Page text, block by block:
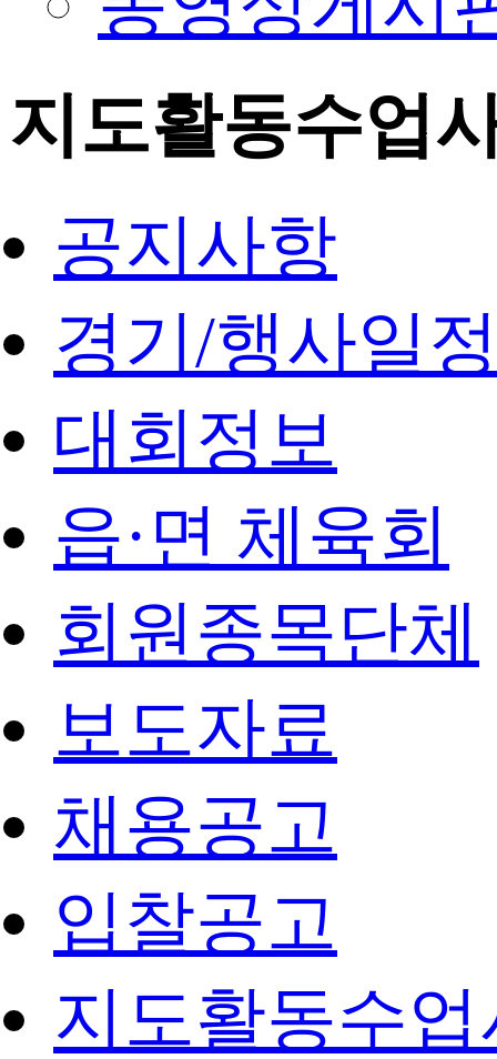
지도활동수업
공지사항
경기/행사일
대회정보
읍·면 체육회
회원종목단체
보도자료
채용공고
입찰공고
지도활동수